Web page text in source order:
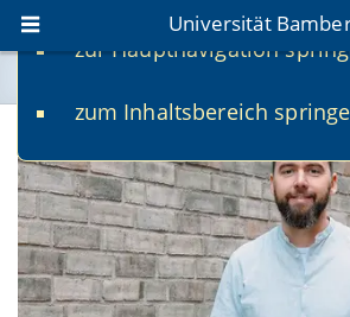
zur Hauptnavigation
zum Inhaltsbereich
Universität
www.uni-bamberg.de
univis.uni-bamberg.de
fis.uni-bamberg.de